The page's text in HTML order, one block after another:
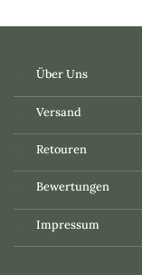
Über Uns
Versand
Retouren
Bewertungen
Impressum